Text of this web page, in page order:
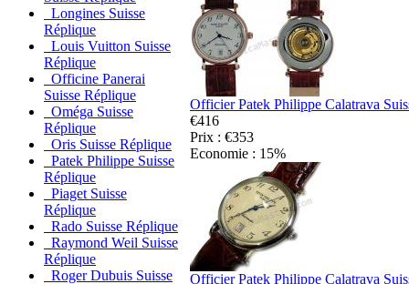
Longines Suisse
Réplique
Louis Vuitton Suisse
Réplique
Officine Panerai
Suisse Réplique
Oméga Suisse
Réplique
Oris Suisse Réplique
Patek Philippe Suisse
Réplique
Piaget Suisse
Réplique
Rado Suisse Réplique
Raymond Weil Suisse
Réplique
Roger Dubuis Suisse
Officier Patek Philippe Calatrava
€416
Prix : €353
Economie : 15%
Officier Patek Philippe Calatrava